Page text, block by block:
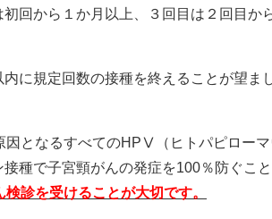
１か月以上、３回目は２回目から
回数の接種を終えることが望まし
となるすべてのHPⅤ（ヒトパピロー
種で子宮頸がんの発症を100％防ぐこ
診を受けることが大切です。